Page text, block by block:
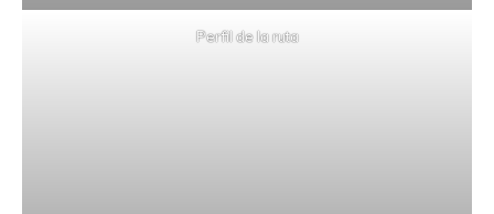
Perfil de la ruta